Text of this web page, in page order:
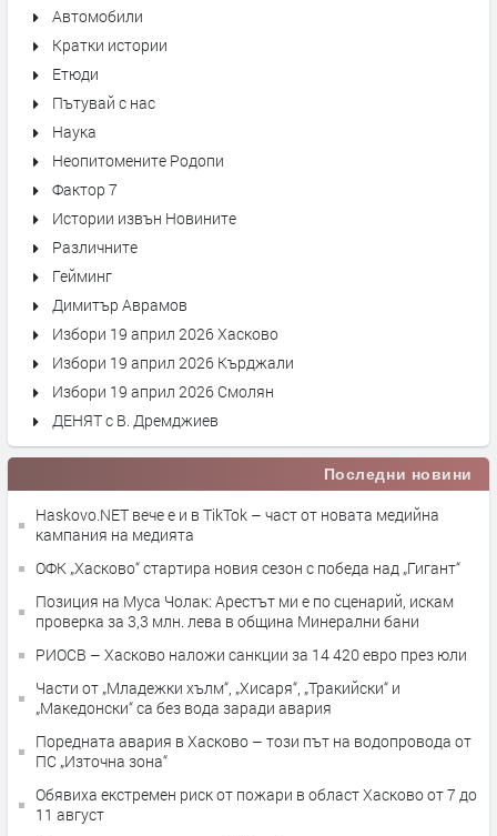
Автомобили
Кратки истории
Етюди
Пътувай с нас
Наука
Неопитомените Родопи
Фактор 7
Истории извън Новините
Различните
Гейминг
Димитър Аврамов
Избори 19 април 2026 Хасково
Избори 19 април 2026 Кърджали
Избори 19 април 2026 Смолян
ДЕНЯТ с В. Дремджиев
Последни новини
Haskovo.NET вече е и в TikTok – част от новата медийна
кампания на медията
ОФК „Хасково“ стартира новия сезон с победа над „Гигант“
Позиция на Муса Чолак: Арестът ми е по сценарий, искам
проверка за 3,3 млн. лева в община Минерални бани
РИОСВ – Хасково наложи санкции за 14 420 евро през юли
Части от „Младежки хълм“, „Хисаря“, „Тракийски“ и
„Македонски“ са без вода заради авария
Поредната авария в Хасково – този път на водопровода от
ПС „Източна зона“
Обявиха екстремен риск от пожари в област Хасково от 7 до
11 август